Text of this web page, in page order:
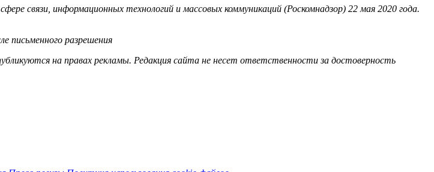
связи, информационных технологий и массовых коммуникаций (Роскомнадзор) 22 мая 2020 года.
письменного разрешения
на правах рекламы. Редакция сайта не несет ответственности за достоверность